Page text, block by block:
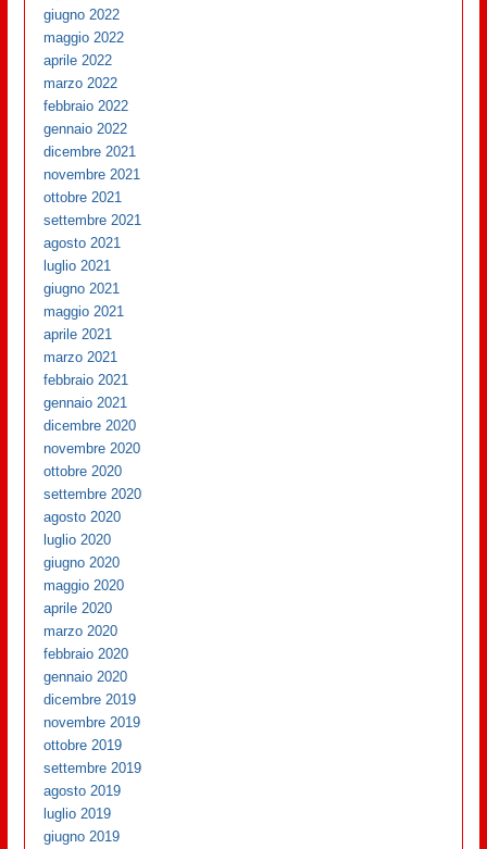
giugno 2022
maggio 2022
aprile 2022
marzo 2022
febbraio 2022
gennaio 2022
dicembre 2021
novembre 2021
ottobre 2021
settembre 2021
agosto 2021
luglio 2021
giugno 2021
maggio 2021
aprile 2021
marzo 2021
febbraio 2021
gennaio 2021
dicembre 2020
novembre 2020
ottobre 2020
settembre 2020
agosto 2020
luglio 2020
giugno 2020
maggio 2020
aprile 2020
marzo 2020
febbraio 2020
gennaio 2020
dicembre 2019
novembre 2019
ottobre 2019
settembre 2019
agosto 2019
luglio 2019
giugno 2019